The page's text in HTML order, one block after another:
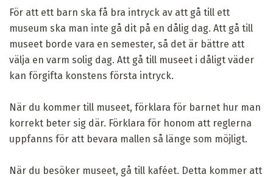
För att ett barn ska få bra intryck av att gå till ett
museum ska man inte gå dit på en dålig dag. Att gå till
museet borde vara en semester, så det är bättre att
välja en varm solig dag. Att gå till museet i dåligt väder
kan förgifta konstens första intryck.
När du kommer till museet, förklara för barnet hur man
korrekt beter sig där. Förklara för honom att reglerna
uppfanns för att bevara mallen så länge som möjligt.
När du besöker museet, gå till kaféet. Detta kommer att